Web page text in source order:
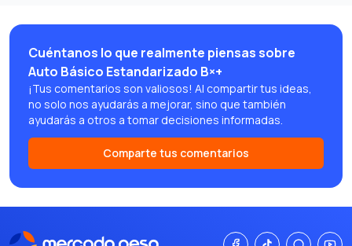
Cuéntanos lo que realmente piensas sobre
Auto Básico Estandarizado B×+
¡Tus comentarios son valiosos! Al compartir tus ideas,
no solo nos ayudarás a mejorar, sino que también
ayudarás a otros a tomar decisiones informadas.
Comparte tus comentarios